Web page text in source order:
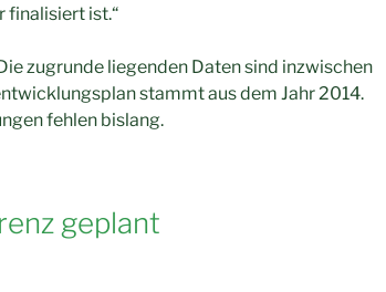
finalisiert ist.“
zugrunde liegenden Daten sind inzwischen
stammt aus dem Jahr 2014.
fehlen bislang.
geplant